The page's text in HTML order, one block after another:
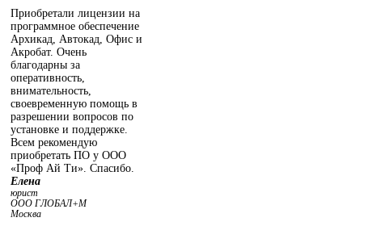
Приобретали лицензии на
программное обеспечение
Архикад, Автокад, Офис и
Акробат. Очень
благодарны за
оперативность,
внимательность,
своевременную помощь в
разрешении вопросов по
установке и поддержке.
Всем рекомендую
приобретать ПО у ООО
«Проф Ай Ти». Спасибо.
Елена
юрист
ООО ГЛОБАЛ+М
Москва